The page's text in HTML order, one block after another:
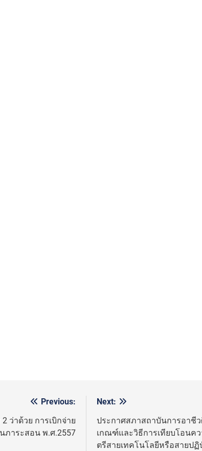
Previous:
ว่าด้วย การเบิกจ่าย
ภาระสอน พ.ศ.2557
Next:
ประกาศสภาสถาบันการอาชี
เกณฑ์และวิธีการเทียบโอน
ตรีสายเทคโนโลยีหรือสายปฏิ